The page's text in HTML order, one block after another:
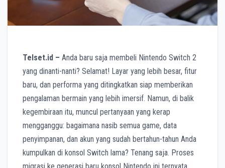
Telset.id – Anda baru saja membeli Nintendo Switch 2
yang dinanti-nanti? Selamat! Layar yang lebih besar, fitur
baru, dan performa yang ditingkatkan siap memberikan
pengalaman bermain yang lebih imersif. Namun, di balik
kegembiraan itu, muncul pertanyaan yang kerap
mengganggu: bagaimana nasib semua game, data
penyimpanan, dan akun yang sudah bertahun-tahun Anda
kumpulkan di konsol Switch lama? Tenang saja. Proses